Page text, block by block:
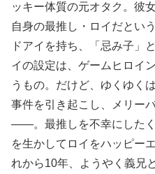
ッキー体質の元オタク。彼
自身の最推し・ロイだとい
ドアイを持ち、「忌み子」
イの設定は、ゲームヒロイ
うもの。だけど、ゆくゆく
事件を引き起こし、メリー
――。最推しを不幸にした
を生かしてロイをハッピー
れから10年、ようやく義兄